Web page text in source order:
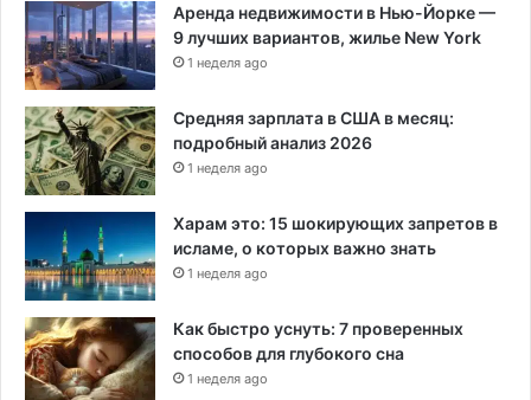
н
о
й
п
о
м
о
щ
и
л
я
о
р
Аренда недвижимости в Нью-Йорке —
9 лучших вариантов, жилье New York
1 неделя ago
Средняя зарплата в США в месяц:
подробный анализ 2026
1 неделя ago
Харам это: 15 шокирующих запретов в
исламе, о которых важно знать
1 неделя ago
Как быстро уснуть: 7 проверенных
способов для глубокого сна
1 неделя ago